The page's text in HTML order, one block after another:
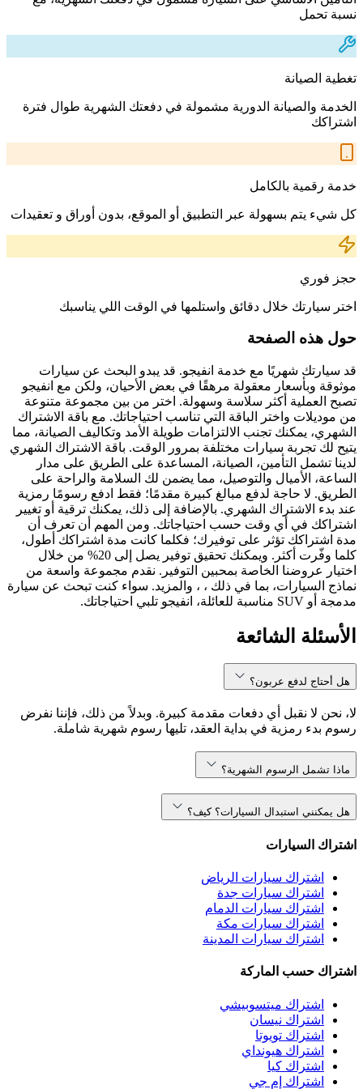
نسبة تحمل
تغطية الصيانة
الخدمة والصيانة الدورية مشمولة في دفعتك الشهرية طوال فترة
اشتراكك
خدمة رقمية بالكامل
كل شيء يتم بسهولة عبر التطبيق أو الموقع، بدون أوراق و تعقيدات
حجز فوري
اختر سيارتك خلال دقائق واستلمها في الوقت اللي يناسبك
حول هذه الصفحة
قد سيارتك شهريًا مع خدمة انفيجو. قد يبدو البحث عن سيارات
موثوقة وبأسعار معقولة مرهقًا في بعض الأحيان، ولكن مع انفيجو
تصبح العملية أكثر سلاسة وسهولة. اختر من بين مجموعة متنوعة
من موديلات واختر الباقة التي تناسب احتياجاتك. مع باقة الاشتراك
الشهري، يمكنك تجنب الالتزامات طويلة الأمد وتكاليف الصيانة، مما
يتيح لك تجربة سيارات مختلفة بمرور الوقت. باقة الاشتراك الشهري
لدينا تشمل التأمين، الصيانة، المساعدة على الطريق على مدار
الساعة، الأميال والتوصيل، مما يضمن لك السلامة والراحة على
الطريق. لا حاجة لدفع مبالغ كبيرة مقدمًا؛ فقط ادفع رسومًا رمزية
عند بدء الاشتراك الشهري. بالإضافة إلى ذلك، يمكنك ترقية أو تغيير
اشتراكك في أي وقت حسب احتياجاتك. ومن المهم أن تعرف أن
مدة اشتراكك تؤثر على توفيرك؛ فكلما كانت مدة اشتراكك أطول،
كلما وفّرت أكثر. ويمكنك تحقيق توفير يصل إلى 20% من خلال
اختيار عروضنا الخاصة بمحبين التوفير. نقدم مجموعة واسعة من
نماذج السيارات، بما في ذلك ، ، والمزيد. سواء كنت تبحث عن سيارة
مدمجة أو SUV مناسبة للعائلة، انفيجو تلبي احتياجاتك.
الأسئلة الشائعة
هل أحتاج لدفع عربون؟
لا، نحن لا نقبل أي دفعات مقدمة كبيرة. وبدلاً من ذلك، فإننا نفرض
رسوم بدء رمزية في بداية العقد، تليها رسوم شهرية شاملة.
ماذا تشمل الرسوم الشهرية؟
هل يمكنني استبدال السيارات؟ كيف؟
اشتراك السيارات
اشتراك سيارات الرياض
اشتراك سيارات جدة
اشتراك سيارات الدمام
اشتراك سيارات مكة
اشتراك سيارات المدينة
اشتراك حسب الماركة
اشتراك ميتسوبيشي
اشتراك نيسان
اشتراك تويوتا
اشتراك هيونداي
اشتراك كيا
اشتراك إم جي